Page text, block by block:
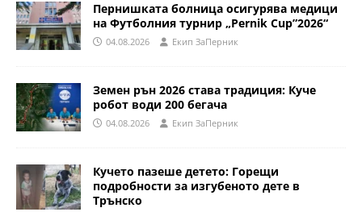
Пернишката болница осигурява медици
на Футболния турнир „Pernik Cup”2026“
04.08.2026 Eкип ЗаПерник
Земен рън 2026 става традиция: Куче
робот води 200 бегача
04.08.2026 Eкип ЗаПерник
Кучето пазеше детето: Горещи
подробности за изгубеното дете в
Трънско